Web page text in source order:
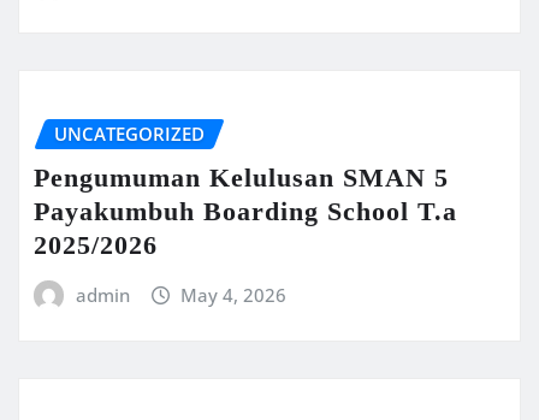
UNCATEGORIZED
Pengumuman Kelulusan SMAN 5
Payakumbuh Boarding School T.a
2025/2026
admin May 4, 2026